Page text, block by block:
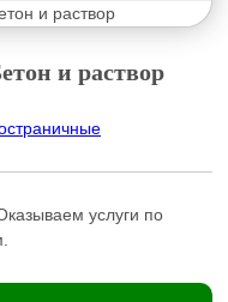
и раствор
услуги по